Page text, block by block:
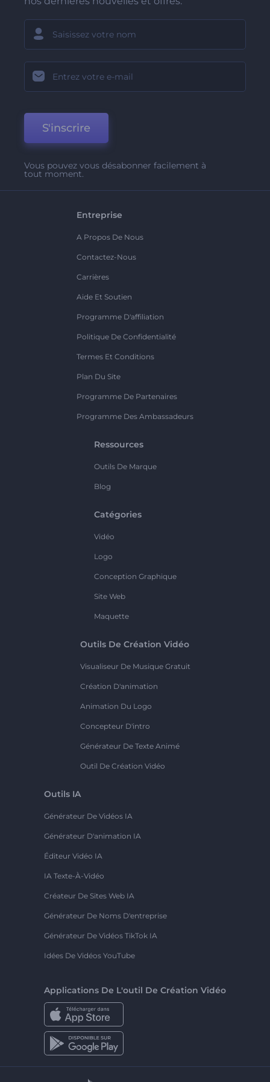
S'inscrire
Vous pouvez vous désabonner facilement à
tout moment.
Entreprise
A Propos De Nous
Contactez-Nous
Carrières
Aide Et Soutien
Programme D'affiliation
Politique De Confidentialité
Termes Et Conditions
Plan Du Site
Programme De Partenaires
Programme Des Ambassadeurs
Ressources
Outils De Marque
Blog
Catégories
Vidéo
Logo
Conception Graphique
Site Web
Maquette
Outils De Création Vidéo
Visualiseur De Musique Gratuit
Création D'animation
Animation Du Logo
Concepteur D'intro
Générateur De Texte Animé
Outil De Création Vidéo
Outils IA
Générateur De Vidéos IA
Générateur D'animation IA
Éditeur Vidéo IA
IA Texte-À-Vidéo
Créateur De Sites Web IA
Générateur De Noms D'entreprise
Générateur De Vidéos TikTok IA
Idées De Vidéos YouTube
Applications De L'outil De Création Vidéo